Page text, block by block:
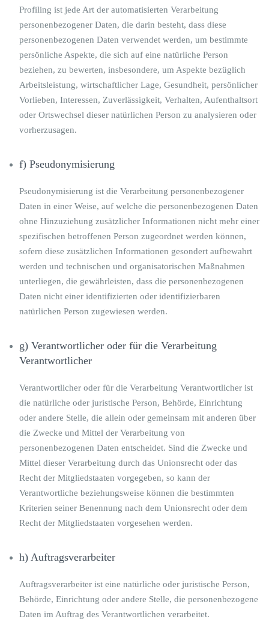
Profiling ist jede Art der automatisierten Verarbeitung
personenbezogener Daten, die darin besteht, dass diese
personenbezogenen Daten verwendet werden, um bestimmte
persönliche Aspekte, die sich auf eine natürliche Person
beziehen, zu bewerten, insbesondere, um Aspekte bezüglich
Arbeitsleistung, wirtschaftlicher Lage, Gesundheit, persönlicher
Vorlieben, Interessen, Zuverlässigkeit, Verhalten, Aufenthaltsort
oder Ortswechsel dieser natürlichen Person zu analysieren oder
vorherzusagen.
f) Pseudonymisierung
Pseudonymisierung ist die Verarbeitung personenbezogener
Daten in einer Weise, auf welche die personenbezogenen Daten
ohne Hinzuziehung zusätzlicher Informationen nicht mehr einer
spezifischen betroffenen Person zugeordnet werden können,
sofern diese zusätzlichen Informationen gesondert aufbewahrt
werden und technischen und organisatorischen Maßnahmen
unterliegen, die gewährleisten, dass die personenbezogenen
Daten nicht einer identifizierten oder identifizierbaren
natürlichen Person zugewiesen werden.
g) Verantwortlicher oder für die Verarbeitung
Verantwortlicher
Verantwortlicher oder für die Verarbeitung Verantwortlicher ist
die natürliche oder juristische Person, Behörde, Einrichtung
oder andere Stelle, die allein oder gemeinsam mit anderen über
die Zwecke und Mittel der Verarbeitung von
personenbezogenen Daten entscheidet. Sind die Zwecke und
Mittel dieser Verarbeitung durch das Unionsrecht oder das
Recht der Mitgliedstaaten vorgegeben, so kann der
Verantwortliche beziehungsweise können die bestimmten
Kriterien seiner Benennung nach dem Unionsrecht oder dem
Recht der Mitgliedstaaten vorgesehen werden.
h) Auftragsverarbeiter
Auftragsverarbeiter ist eine natürliche oder juristische Person,
Behörde, Einrichtung oder andere Stelle, die personenbezogene
Daten im Auftrag des Verantwortlichen verarbeitet.